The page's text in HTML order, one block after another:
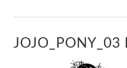
JOJO_PONY_03